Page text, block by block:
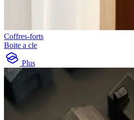
Coffres-forts
Boite a cle
Plus